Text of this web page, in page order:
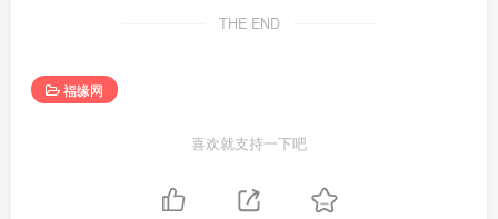
THE END
福缘网
喜欢就支持一下吧